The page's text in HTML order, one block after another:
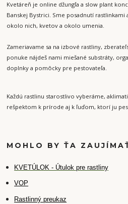
Kvetáreň je online džungľa a slow plant
Banskej Bystrici. Sme posadnutí rastlinkami
okolo nich, kvetov a okolo umenia.
Zameriavame sa na izbové rastliny,
ponuke nájdeš nami miešané substráty,
doplnky a pomôcky pre pestovateľa.
Každú rastlinu starostlivo vyberáme,
rešpektom k prírode aj k ľuďom, ktorí ju
MOHLO BY ŤA
KVETÚLOK - Útulok pre rastliny
VOP
Rastlinný preukaz